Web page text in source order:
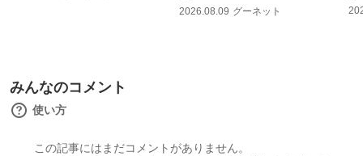
2026.08.09 グーネット
みんなのコメント
使い方
この記事にはまだコメントがありません。